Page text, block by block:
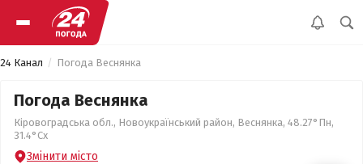
24 Канал Погода Веснянка
Погода Веснянка
Кіровоградська обл., Новоукраїнський район, Веснянка, 48.27°Пн,
31.4°Сх
Змінити місто